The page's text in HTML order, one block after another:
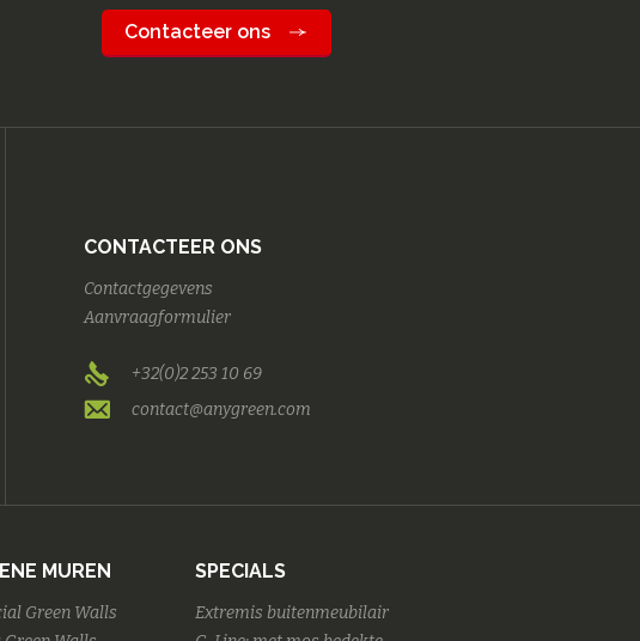
Contacteer ons
CONTACTEER ONS
Contactgegevens
Aanvraagformulier
+32(0)2 253 10 69
contact@anygreen.com
MUREN
Green Walls
SPECIALS
Extremis buitenmeubilair